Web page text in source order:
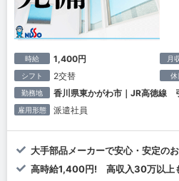
時給 1,400円 月
シフト 2交替 休
勤務地 香川県東かがわ市｜JR高徳線
雇用形態 派遣社員
大手部品メーカーで安心・安定の
高時給1,400円! 高収入30万以上